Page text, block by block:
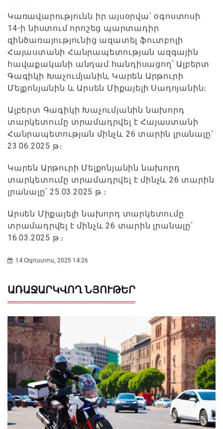
Կառավարությունն իր այսօրվա՝ օգոստոսի
14-ի նիստում որոշեց պարտադիր
զինծառայությունից ազատել ֆուտբոլի
Հայաստանի Հանրապետության ազգային
հավաքականի անդամ հանդիսացող՝ Ալբերտ
Գագիկի Խաչումյանին, Կարեն Արթուրի
Մելքոնյանին և Արսեն Միքայելի Սադոյանին։
Ալբերտ Գագիկի Խաչումյանին նախորդ
տարկետումը տրամադրվել է Հայաստանի
Հանրապետության մինչև 26 տարին լրանալը՝
23.06.2025 թ։
Կարեն Արթուրի Մելքոնյանին նախորդ
տարկետումը տրամադրվել է մինչև 26 տարին
լրանալը՝ 25.03.2025 թ.։
Արսեն Միքայելի նախորդ տարկետումը
տրամադրվել է մինչև 26 տարին լրանալը՝
16.03.2025 թ.։
14 Օգոստոս, 2025 14:26
ԱՌԱՋԱՐԿՎՈՂ ՆՅՈՒԹԵՐ